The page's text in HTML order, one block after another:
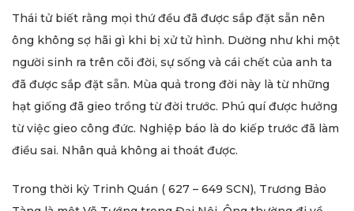
Thái tử biết rằng mọi thứ đều đã được sắp đặt sẵn nên
ông không sợ hãi gì khi bị xử tử hình. Dường như khi một
người sinh ra trên cõi đời, sự sống và cái chết của anh ta
đã được sắp đặt sẵn. Mùa quả trong đời này là từ những
hạt giống đã gieo trồng từ đời trước. Phú quí được hưởng
từ việc gieo công đức. Nghiệp báo là do kiếp trước đã làm
điều sai. Nhân quả không ai thoát được.
Trong thời kỳ Trinh Quán ( 627 – 649 SCN), Trương Bảo